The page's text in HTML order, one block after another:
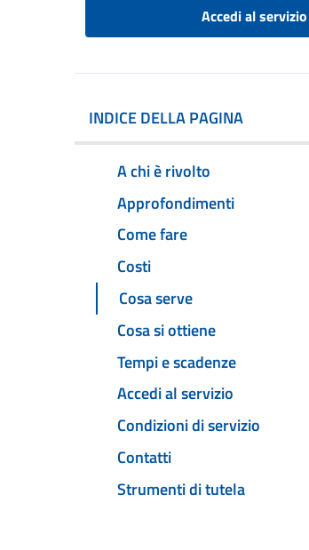
Accedi al servizio
INDICE DELLA PAGINA
A chi è rivolto
Approfondimenti
Come fare
Costi
Cosa serve
Cosa si ottiene
Tempi e scadenze
Accedi al servizio
Condizioni di servizio
Contatti
Strumenti di tutela